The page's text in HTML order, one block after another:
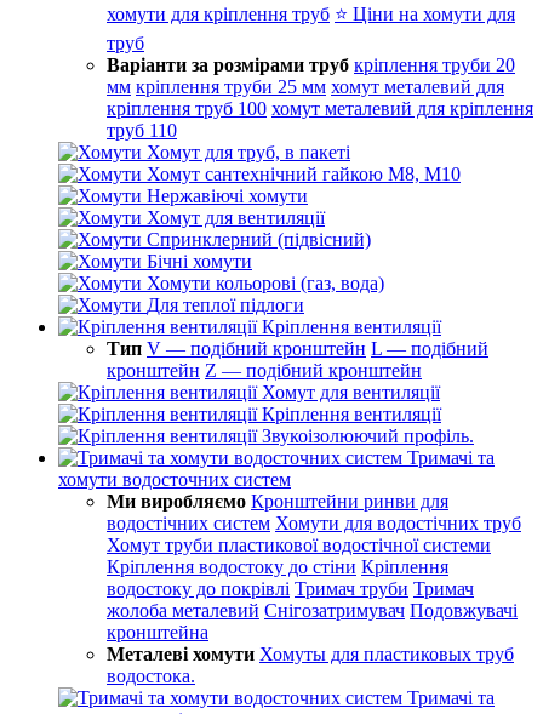
хомути для кріплення труб ⭐ Ціни на хомути для
труб
Варіанти за розмірами труб кріплення труби 20
мм кріплення труби 25 мм хомут металевий для
кріплення труб 100 хомут металевий для кріплення
труб 110
Хомут для труб, в пакеті
Хомут сантехнічний гайкою М8, М10
Нержавіючі хомути
Хомут для вентиляції
Спринклерний (підвісний)
Бічні хомути
Хомути кольорові (газ, вода)
Для теплої підлоги
Кріплення вентиляції
Тип V — подібний кронштейн L — подібний
кронштейн Z — подібний кронштейн
Хомут для вентиляції
Кріплення вентиляції
Звукоізолюючий профіль.
Тримачі та
хомути водосточних систем
Ми виробляємо Кронштейни ринви для
водостічних систем Хомути для водостічних труб
Хомут труби пластикової водостічної системи
Кріплення водостоку до стіни Кріплення
водостоку до покрівлі Тримач труби Тримач
жолоба металевий Снігозатримувач Подовжувачі
кронштейна
Металеві хомути Хомуты для пластиковых труб
водостока.
Тримачі та